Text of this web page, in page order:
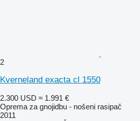
2
Kverneland exacta cl 1550
2.300 USD ≈ 1.991 €
Oprema za gnojidbu - nošeni rasipač
2011